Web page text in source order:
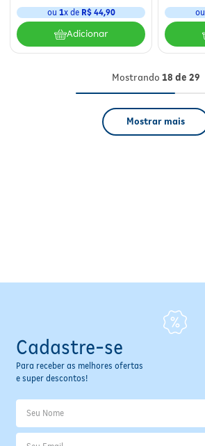
ou 1x de R$ 44,90
Adicionar
ou
Mostrando 18 de 29
Mostrar mais
Cadastre-se
Para receber as melhores ofertas
e super descontos!